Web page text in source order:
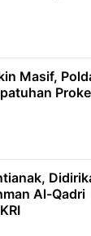
Masif,
Al-Qadri